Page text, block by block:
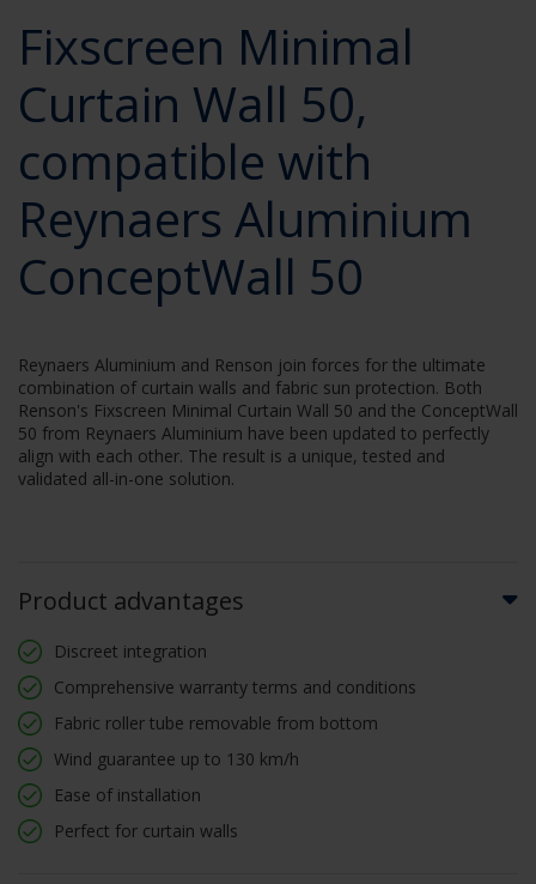
Fixscreen Minimal
Curtain Wall 50,
compatible with
Reynaers Aluminium
ConceptWall 50
Reynaers Aluminium and Renson join forces for the ultimate
combination of curtain walls and fabric sun protection. Both
Renson's Fixscreen Minimal Curtain Wall 50 and the ConceptWall
50 from Reynaers Aluminium have been updated to perfectly
align with each other. The result is a unique, tested and
validated all-in-one solution.
Product advantages
Discreet integration
Comprehensive warranty terms and conditions
Fabric roller tube removable from bottom
Wind guarantee up to 130 km/h
Ease of installation
Perfect for curtain walls